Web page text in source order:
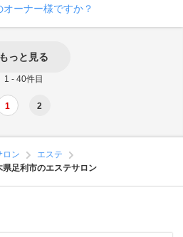
オーナー様ですか？
もっと見る
1 - 40件目
1 2
ロン
エステ
県足利市のエステサロン